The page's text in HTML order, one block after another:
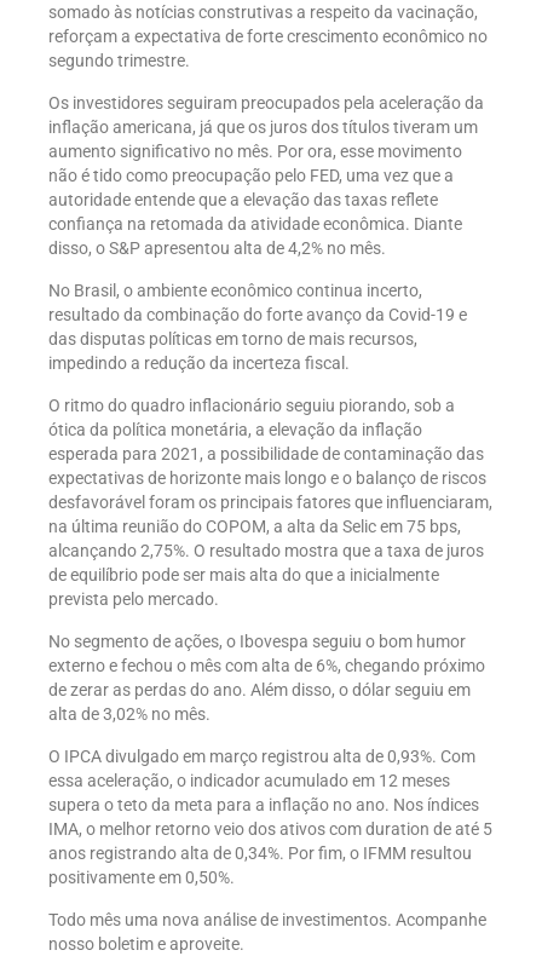
somado às notícias construtivas a respeito da vacinação,
reforçam a expectativa de forte crescimento econômico no
segundo trimestre.
Os investidores seguiram preocupados pela aceleração da
inflação americana, já que os juros dos títulos tiveram um
aumento significativo no mês. Por ora, esse movimento
não é tido como preocupação pelo FED, uma vez que a
autoridade entende que a elevação das taxas reflete
confiança na retomada da atividade econômica. Diante
disso, o S&P apresentou alta de 4,2% no mês.
No Brasil, o ambiente econômico continua incerto,
resultado da combinação do forte avanço da Covid-19 e
das disputas políticas em torno de mais recursos,
impedindo a redução da incerteza fiscal.
O ritmo do quadro inflacionário seguiu piorando, sob a
ótica da política monetária, a elevação da inflação
esperada para 2021, a possibilidade de contaminação das
expectativas de horizonte mais longo e o balanço de riscos
desfavorável foram os principais fatores que influenciaram,
na última reunião do COPOM, a alta da Selic em 75 bps,
alcançando 2,75%. O resultado mostra que a taxa de juros
de equilíbrio pode ser mais alta do que a inicialmente
prevista pelo mercado.
No segmento de ações, o Ibovespa seguiu o bom humor
externo e fechou o mês com alta de 6%, chegando próximo
de zerar as perdas do ano. Além disso, o dólar seguiu em
alta de 3,02% no mês.
O IPCA divulgado em março registrou alta de 0,93%. Com
essa aceleração, o indicador acumulado em 12 meses
supera o teto da meta para a inflação no ano. Nos índices
IMA, o melhor retorno veio dos ativos com duration de até 5
anos registrando alta de 0,34%. Por fim, o IFMM resultou
positivamente em 0,50%.
Todo mês uma nova análise de investimentos. Acompanhe
nosso boletim e aproveite.